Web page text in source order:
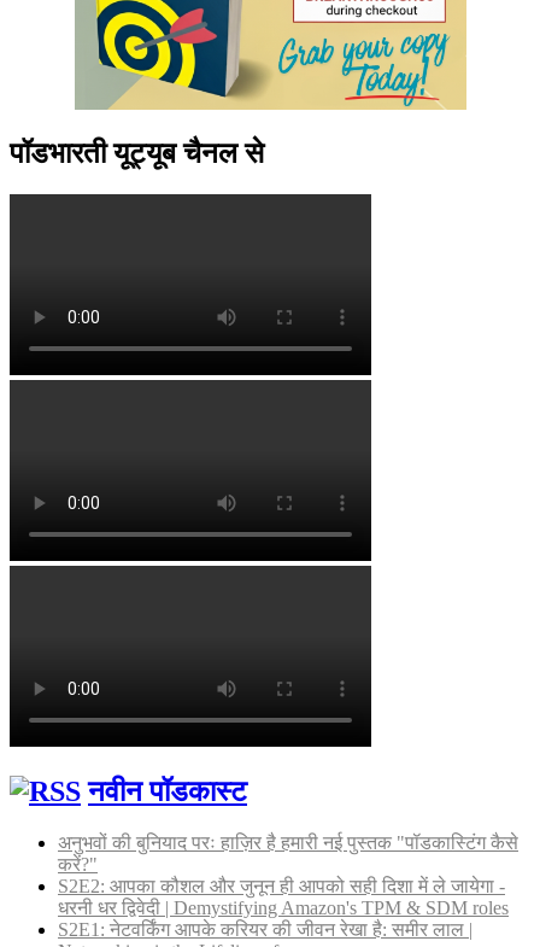
पॉडभारती यूट्यूब चैनल से
नवीन पॉडकास्ट
अनुभवों की बुनियाद परः हाज़िर है हमारी नई पुस्तक "पॉडकास्टिंग कैसे
करें?"
S2E2: आपका कौशल और जुनून ही आपको सही दिशा में ले जायेगा -
धरनी धर द्विवेदी | Demystifying Amazon's TPM & SDM roles
S2E1: नेटवर्किंग आपके करियर की जीवन रेखा है: समीर लाल |